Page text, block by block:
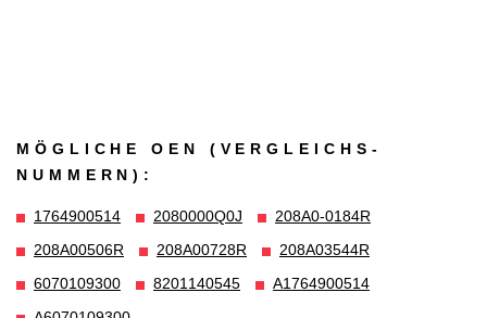
MÖGLICHE OEN (VERGLEICHS­
NUMMERN):
1764900514 2080000Q0J
208A0-0184R
208A00506R
208A00728R
208A03544R
6070109300
8201140545
A1764900514